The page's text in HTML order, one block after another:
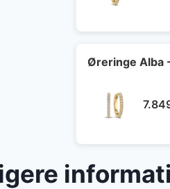
Øreringe Alba